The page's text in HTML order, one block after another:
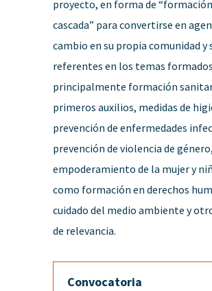
proyecto, en forma de
cascada” para convertirse en
cambio en su propia comunidad y
referentes en los temas
principalmente formación
primeros auxilios, medidas de
prevención de enfermedades
prevención de violencia de género,
empoderamiento de la mujer y
como formación en derechos
cuidado del medio ambiente y
de relevancia.
Convocatoria